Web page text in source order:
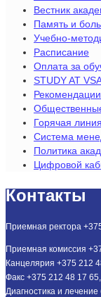
Вестник
Память и
Учебно-
Расписание
Оплата за
STUDY AT
Горячая линия
Система
Политика
Цифровой
Контакты
Приемная ректора
Приемная комиссия
Канцелярия +375 212
Факс +375 212 48 17 65,
Диагностика и